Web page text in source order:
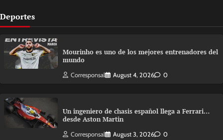
Deportes
Mourinho es uno de los mejores entrenadores del
mundo
Corresponsal August 4, 2026 0
Un ingeniero de chasis español llega a Ferrari…
desde Aston Martin
Corresponsal August 3, 2026 0